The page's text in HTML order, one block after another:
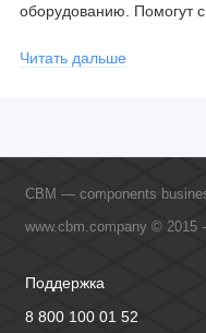
оборудованию. Помогут
официальными
Читать дальше
CBM — components
www.cbm.company © 2015
Поддержка
8 800 100 01 52